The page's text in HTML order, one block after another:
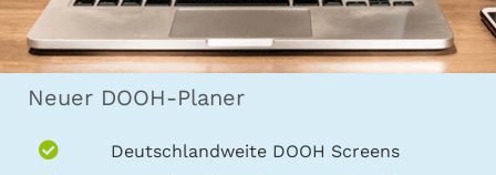
Neuer DOOH-Planer
Deutschlandweite DOOH Screens